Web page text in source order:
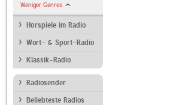
Weniger Genres
Hörspiele im Radio
Wort- & Sport-Radio
Klassik-Radio
Radiosender
Beliebteste Radios